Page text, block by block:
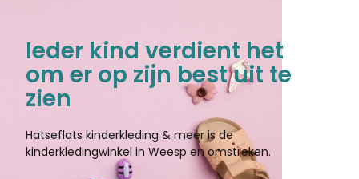
Ieder kind verdient het
om er op zijn best uit te
zien
Hatseflats kinderkleding & meer is de
kinderkledingwinkel in Weesp en omstreken.